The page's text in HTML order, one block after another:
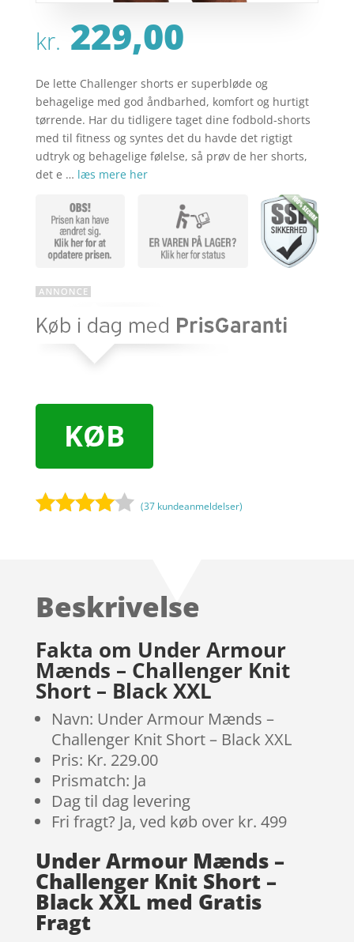
kr. 229,00
De lette Challenger shorts er superbløde og
behagelige med god åndbarhed, komfort og hurtigt
tørrende. Har du tidligere taget dine fodbold-shorts
med til fitness og syntes det du havde det rigtigt
udtryk og behagelige følelse, så prøv de her shorts,
det e … læs mere her
KØB
på
ømmels
er
(37 kundeanmeldelser)
Beskrivelse
Fakta om Under Armour
Mænds – Challenger Knit
Short – Black XXL
Navn: Under Armour Mænds –
Challenger Knit Short – Black XXL
Pris: Kr. 229.00
Prismatch: Ja
Dag til dag levering
Fri fragt? Ja, ved køb over kr. 499
Under Armour Mænds –
Challenger Knit Short –
Black XXL med Gratis
Fragt